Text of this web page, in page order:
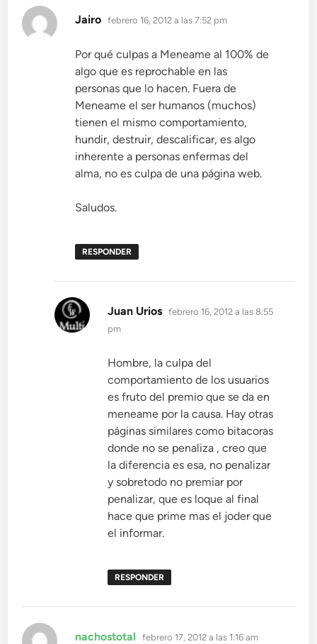
Jairo dice:
febrero 16, 2012 a las 7:52 pm
Por qué culpas a Meneame al 100% de
algo que es reprochable en las
personas que lo hacen. Fuera de
Meneame el ser humanos (muchos)
tienen el mismo comportamiento,
hundir, destruir, descalificar, es algo
inherente a personas enfermas del
alma, no es culpa de una página web.
Saludos.
RESPONDER
Juan Urios dice:
febrero 16, 2012 a las 8:55
pm
Hombre, la culpa del
comportamiento de los usuarios
es fruto del premio que se da en
meneame por la causa. Hay otras
páginas similares como bitacoras
donde no se penaliza , creo que
la diferencia es esa, no penalizar
y sobretodo no premiar por
penalizar, que es loque al final
hace que prime mas el joder que
el informar.
RESPONDER
nachostotal dice:
febrero 17, 2012 a las 1:16 am